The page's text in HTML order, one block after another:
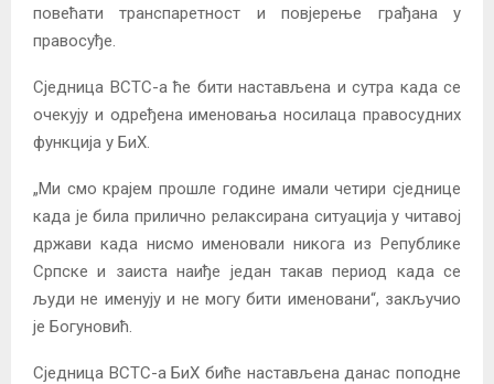
повећати транспаретност и повјерење грађана у
правосуђе.
Сједница ВСТС-а ће бити настављена и сутра када се
очекују и одређена именовања носилаца правосудних
функција у БиХ.
„Ми смо крајем прошле године имали четири сједнице
када је била прилично релаксирана ситуација у читавој
држави када нисмо именовали никога из Републике
Српске и заиста наиђе један такав период када се
људи не именују и не могу бити именовани“, закључио
је Богуновић.
Сједница ВСТС-а БиХ биће настављена данас поподне